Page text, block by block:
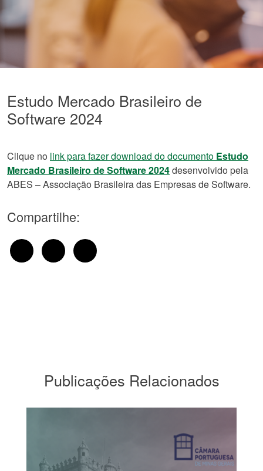
Estudo Mercado Brasileiro de
Software 2024
Clique no link para fazer download do documento Estudo
Mercado Brasileiro de Software 2024desenvolvido pela
ABES – Associação Brasileira das Empresas de Software.
Compartilhe:
Publicações Relacionados